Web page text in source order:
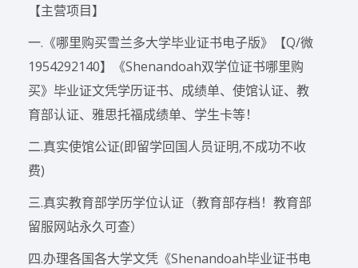
【主营项目】
一.《哪里购买雪兰多大学毕业证书电子版》【Q/微
1954292140】《Shenandoah双学位证书哪里购
买》毕业证文凭学历证书、成绩单、使馆认证、教
育部认证、雅思托福成绩单、学生卡等！
二.真实使馆公证(即留学回国人员证明,不成功不收
费)
三.真实教育部学历学位认证（教育部存档！教育部
留服网站永久可查）
四.办理各国各大学文凭《Shenandoah毕业证书电